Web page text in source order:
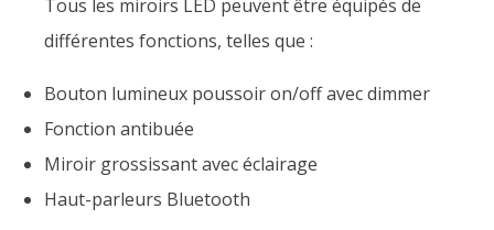
Tous les miroirs LED peuvent être équipés de
différentes fonctions, telles que :
Bouton lumineux poussoir on/off avec dimmer
Fonction antibuée
Miroir grossissant avec éclairage
Haut-parleurs Bluetooth